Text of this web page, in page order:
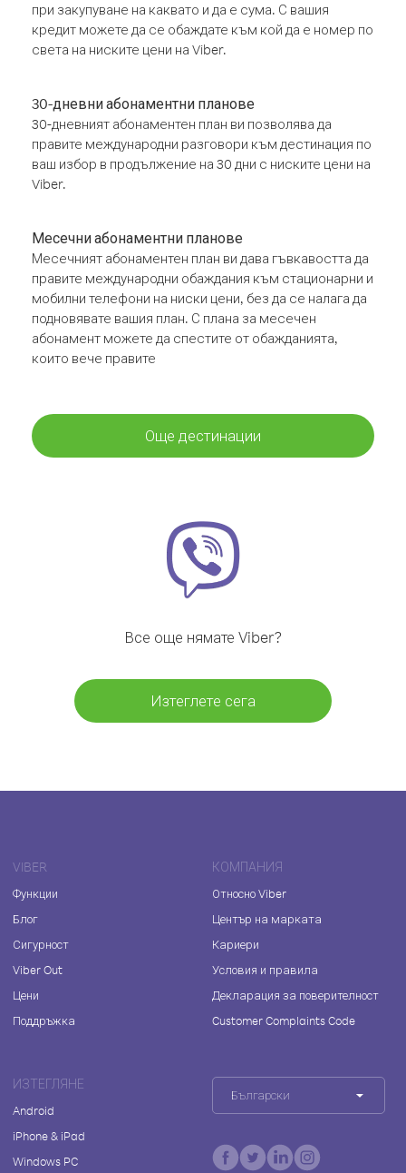
при закупуване на каквато и да е сума. С вашия
кредит можете да се обаждате към кой да е номер по
света на ниските цени на Viber.
30-дневни абонаментни планове
30-дневният абонаментен план ви позволява да
правите международни разговори към дестинация по
ваш избор в продължение на 30 дни с ниските цени на
Viber.
Месечни абонаментни планове
Месечният абонаментен план ви дава гъвкавостта да
правите международни обаждания към стационарни и
мобилни телефони на ниски цени, без да се налага да
подновявате вашия план. С плана за месечен
абонамент можете да спестите от обажданията,
които вече правите
Още дестинации
Все още нямате Viber?
Изтеглете сега
VIBER
Функции
Блог
Сигурност
Viber Out
Цени
Поддръжка
КОМПАНИЯ
Относно Viber
Център на марката
Кариери
Условия и правила
Декларация за поверителност
Customer Complaints Code
ИЗТЕГЛЯНЕ
Android
iPhone & iPad
Windows PC
Български